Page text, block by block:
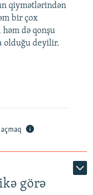
qiymətlərindən
bir çox
də qonşu
olduğu deyilir.
görə